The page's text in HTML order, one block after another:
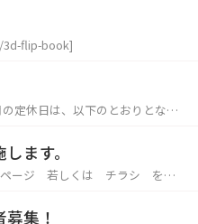
book id="4380" ][/3d-flip-book]
ます。
ページ 若しくは チラシ をご
集！